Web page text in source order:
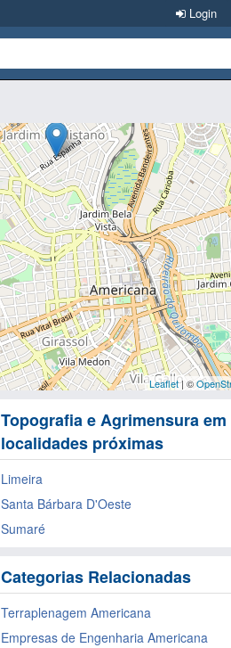
Login
Leaflet| ©
Topografia e Agrimensura em
localidades próximas
Limeira
Santa Bárbara D'Oeste
Sumaré
Categorias Relacionadas
Terraplenagem Americana
Empresas de Engenharia Americana